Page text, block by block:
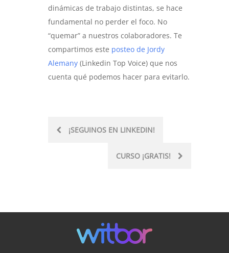
dinámicas de trabajo distintas, se hace
fundamental no perder el foco. No
“quemar” a nuestros colaboradores. Te
compartimos este posteo de Jordy
Alemany (Linkedin Top Voice) que nos
cuenta qué podemos hacer para evitarlo.
Post¡SEGUINOS EN LINKEDIN!
CURSO ¡GRATIS!